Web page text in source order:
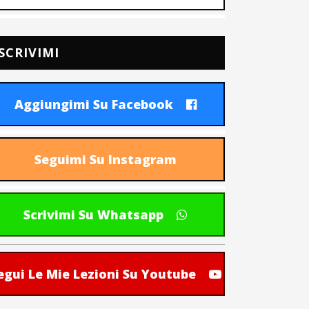
Aggiungimi Su Facebook
Seguimi Su Instagram
Scrivimi Su Whatsapp
Le Mie Lezioni Su Youtube